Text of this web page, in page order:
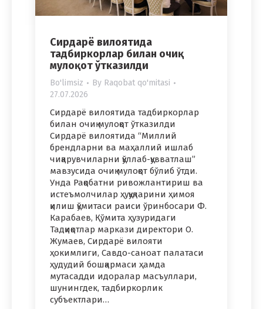
Сирдарё вилоятида
тадбиркорлар билан очиқ
мулоқот ўтказилди
Bo'limsiz By Raqobat qo'mitasi
27.07.2026
Сирдарё вилоятида тадбиркорлар
билан очиқ мулоқот ўтказилди
Сирдарё вилоятида “Миллий
брендларни ва маҳаллий ишлаб
чиқарувчиларни қўллаб-қувватлаш”
мавзусида очиқ мулоқот бўлиб ўтди.
Унда Рақобатни ривожлантириш ва
истеъмолчилар ҳуқуқларини ҳимоя
қилиш қўмитаси раиси ўринбосари Ф.
Карабаев, Қўмита ҳузуридаги
Тадқиқотлар маркази директори О.
Жумаев, Сирдарё вилояти
ҳокимлиги, Савдо-саноат палатаси
ҳудудий бошқармаси ҳамда
мутасадди идоралар масъуллари,
шунингдек, тадбиркорлик
субъектлари…